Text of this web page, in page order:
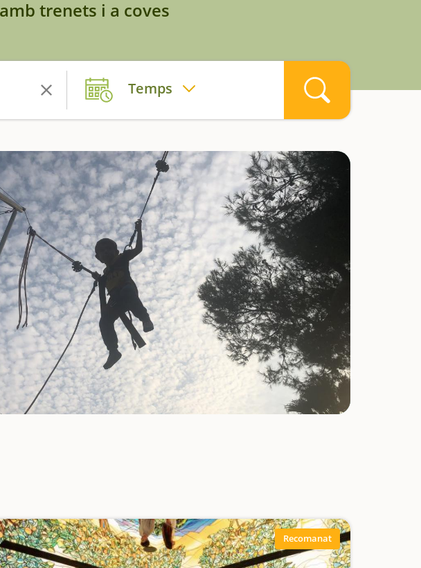
trenets i a coves
Temps
Recomanat